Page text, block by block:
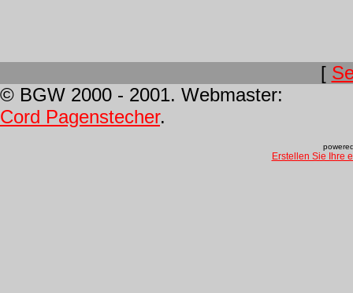
[
© BGW 2000 - 2001. Webmaster:
Cord Pagenstecher.
Erstellen Sie Ihre